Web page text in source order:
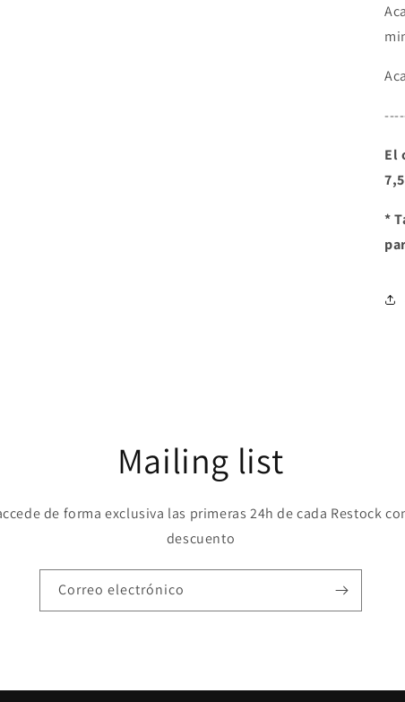
El
*
Mailing list
de forma exclusiva las primeras 24h de cada Restock
descuento
Correo electrónico